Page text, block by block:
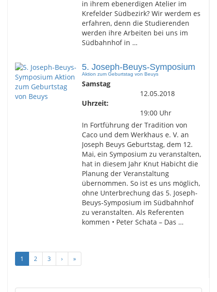
in ihrem ebenerdigen Atelier im
Krefelder Südbezirk? Wir werdem es
erfahren, denn die Studierenden
werden ihre Arbeiten bei uns im
Südbahnhof in …
5. Joseph-Beuys-Symposium
Aktion zum Geburtstag von Beuys
Samstag
12.05.2018
Uhrzeit:
19:00 Uhr
In Fortführung der Tradition von
Caco und dem Werkhaus e. V. an
Joseph Beuys Geburtstag, dem 12.
Mai, ein Symposium zu veranstalten,
hat in diesem Jahr Knut Habicht die
Planung der Veranstaltung
übernommen. So ist es uns möglich,
ohne Unterbrechung das 5. Joseph-
Beuys-Symposium im Südbahnhof
zu veranstalten. Als Referenten
kommen • Peter Schata – Das …
1 2 3 › »